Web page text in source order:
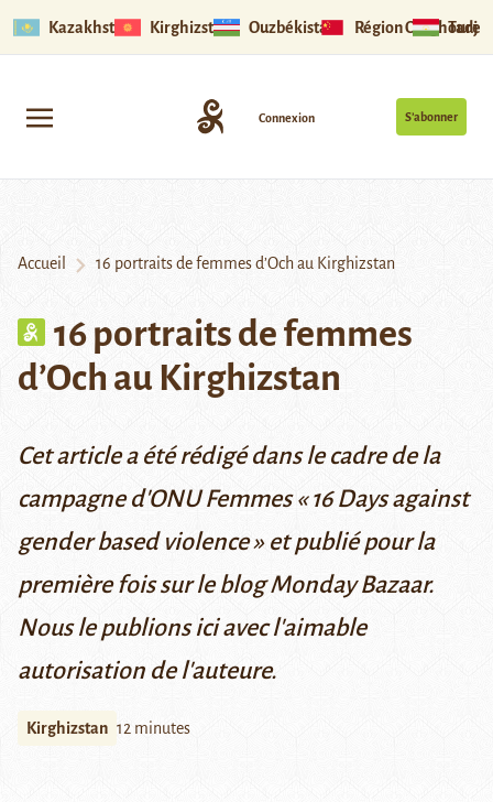
Kazakhstan Kirghizstan Ouzbékistan Région Ouïghoure
S’abonner
Connexion
Accueil 16 portraits de femmes d’Och au Kirghizstan
16 portraits de femmes
d’Och au Kirghizstan
Cet article a été rédigé dans le cadre de la
campagne d'ONU Femmes «16 Days against
gender based violence» et publié pour la
première fois sur le blogMonday Bazaar.
Nous le publions ici avec l'aimable
autorisation de l'auteure.
Kirghizstan 12 minutes